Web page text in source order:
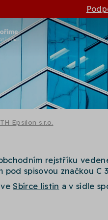
Epsilon s.r.o.
rejstříku
spisovou značkou C
veSbírce listin a v sídle